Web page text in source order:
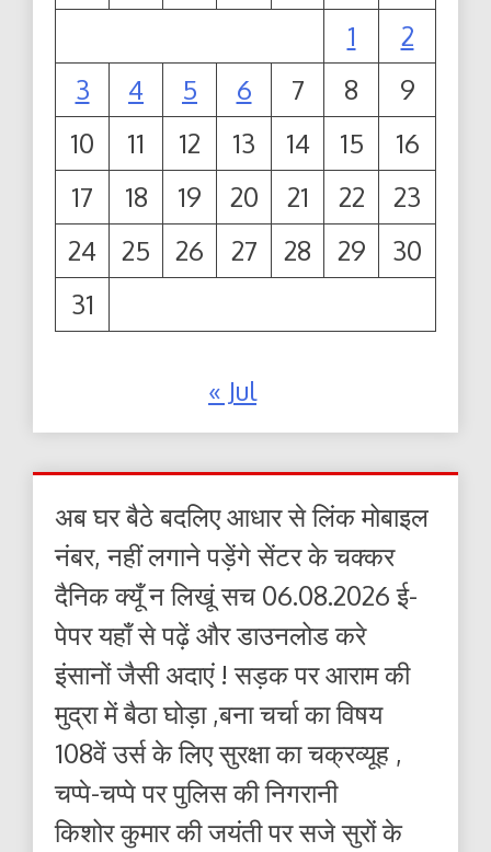
1
2
3
4 5 6 7 8
9
10
11 12 13 14 15
16
17
18 19 20 21 22
23
24
25 26 27 28 29
30
31
« Jul
अब घर बैठे बदलिए आधार से लिंक मोबाइल
नंबर, नहीं लगाने पड़ेंगे सेंटर के चक्कर
दैनिक क्यूँ न लिखूं सच 06.08.2026 ई-
पेपर यहाँ से पढ़ें और डाउनलोड करे
इंसानों जैसी अदाएं ! सड़क पर आराम की
मुद्रा में बैठा घोड़ा ,बना चर्चा का विषय
108वें उर्स के लिए सुरक्षा का चक्रव्यूह ,
चप्पे-चप्पे पर पुलिस की निगरानी
किशोर कुमार की जयंती पर सजे सुरों के